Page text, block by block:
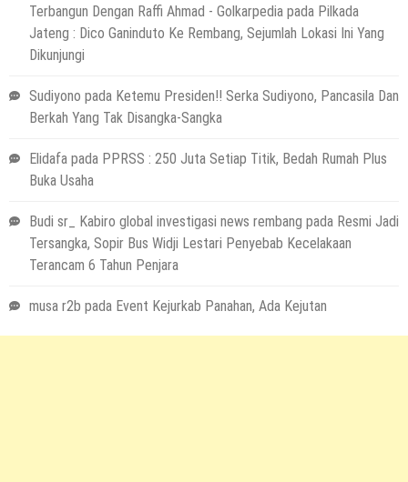
Terbangun Dengan Raffi Ahmad - Golkarpedia pada Pilkada
Jateng : Dico Ganinduto Ke Rembang, Sejumlah Lokasi Ini Yang
Dikunjungi
Sudiyono pada Ketemu Presiden!! Serka Sudiyono, Pancasila Dan
Berkah Yang Tak Disangka-Sangka
Elidafa pada PPRSS : 250 Juta Setiap Titik, Bedah Rumah Plus
Buka Usaha
Budi sr_ Kabiro global investigasi news rembang pada Resmi Jadi
Tersangka, Sopir Bus Widji Lestari Penyebab Kecelakaan
Terancam 6 Tahun Penjara
musa r2b pada Event Kejurkab Panahan, Ada Kejutan